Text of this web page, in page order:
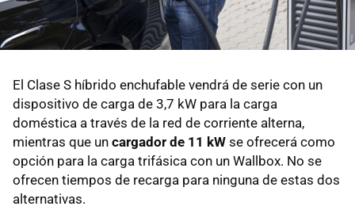
El Clase S híbrido enchufable vendrá de serie con un
dispositivo de carga de 3,7 kW para la carga
doméstica a través de la red de corriente alterna,
mientras que un cargador de 11 kW se ofrecerá como
opción para la carga trifásica con un Wallbox. No se
ofrecen tiempos de recarga para ninguna de estas dos
alternativas.